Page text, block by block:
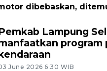
dibebaskan,
Lampung
program
June 2026 6:30 WIB